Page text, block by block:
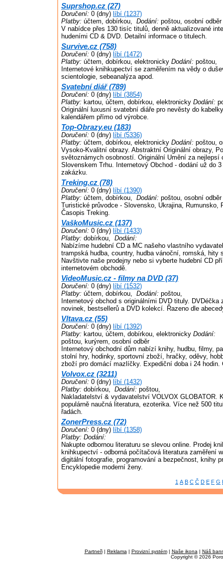
Suprshop.cz (27)
Doručení: 0 (dny) líbí (1237)
Platby: účtem, dobírkou, Dodání: poštou, osobní odběr
V nabídce přes 130 tisíc titulů, denně aktualizované
hudeními CD & DVD. Detailní informace o titulech.
Survive.cz (758)
Doručení: 0 (dny) líbí (1472)
Platby: účtem, dobírkou, elektronicky Dodání: poštou,
Internetové knihkupectví se zaměřením na vědy o
scientologie, sebeanalýza apod.
Svatební diář (789)
Doručení: 0 (dny) líbí (3854)
Platby: kartou, účtem, dobírkou, elektronicky Dodání:
Originální luxusní svatební diáře pro nevěsty do
kalendářem přímo od výrobce.
Top-Obrazy.eu (183)
Doručení: 0 (dny) líbí (5336)
Platby: účtem, dobírkou, elektronicky Dodání: poštou,
Vysoko-Kvalitní obrazy. Abstraktní Originální obrazy,
světoznámych osobností. Originální Umění za nejlepsí
Slovenskem Trhu. Internetový Obchod - dodání už do
zakázku.
Treking.cz (78)
Doručení: 0 (dny) líbí (1390)
Platby: účtem, dobírkou, Dodání: poštou, osobní odběr
Turistické průvodce - Slovensko, Ukrajina, Rumunsko,
Časopis Treking.
VaškoMusic.cz (137)
Doručení: 0 (dny) líbí (1433)
Platby: dobírkou, Dodání:
Nabízíme hudební CD a MC našeho vlastního
trampská hudba, country, hudba vánoční, romská, hity
Navštivte naše prodejny nebo si vyberte hudební CD
internetovém obchodě.
VideoMusic.cz - filmy na DVD (37)
Doručení: 0 (dny) líbí (1532)
Platby: účtem, dobírkou, Dodání: poštou,
Internetový obchod s originálními DVD tituly. DVDéčka
novinek, bestsellerů a DVD kolekcí. Řazeno dle
Vltava.cz (55)
Doručení: 0 (dny) líbí (1392)
Platby: kartou, účtem, dobírkou, elektronicky Dodání:
poštou, kurýrem, osobní odběr
Internetový obchodní dům nabízí knihy, hudbu, filmy,
stolní hry, hodinky, sportovní zboží, hračky, oděvy,
zboží pro domácí mazlíčky. Expediční doba i 24 hodin.
Volvox.cz (3211)
Doručení: 0 (dny) líbí (1432)
Platby: dobírkou, Dodání: poštou,
Nakladatelství & vydavatelství VOLVOX GLOBATOR.
populárně naučná literatura, ezoterika. Více než 500
řadách.
ZonerPress.cz (72)
Doručení: 0 (dny) líbí (1358)
Platby: Dodání:
Nakupte odbornou literaturu se slevou online. Prodej
knihkupectví - odborná počítačová literatura zaměření
digitální fotografie, programování a bezpečnost, knihy
Encyklopedie moderní ženy.
1 A B C Č D E F G
Partneři| Reklama | Provizní systém| Naše ikona | Náš
Copyright © 2026